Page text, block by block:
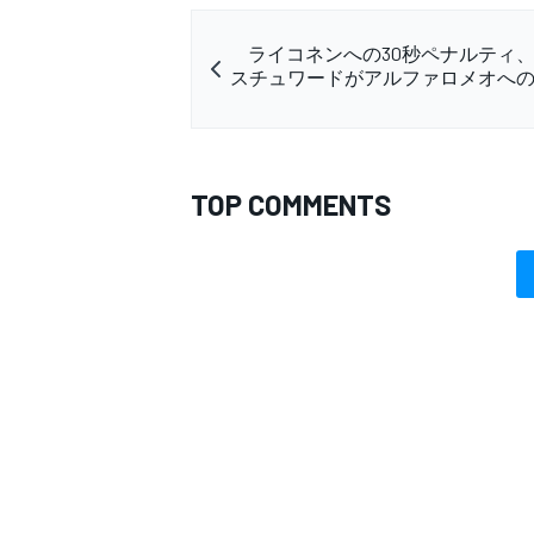
ライコネンへの30秒ペナルティ
スチュワードがアルファロメオへ
TOP COMMENTS